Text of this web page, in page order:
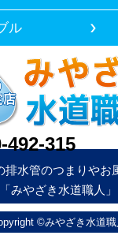
ル
492-315
排水管のつまりやお
「みやざき水道職人」
©みやざき水道